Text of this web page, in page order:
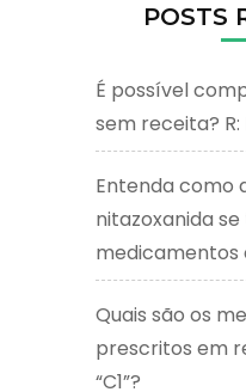
POSTS
É possível
sem receita?
Entenda como
nitazoxanida
medicamentos
Quais são os
prescritos em
“C1”?